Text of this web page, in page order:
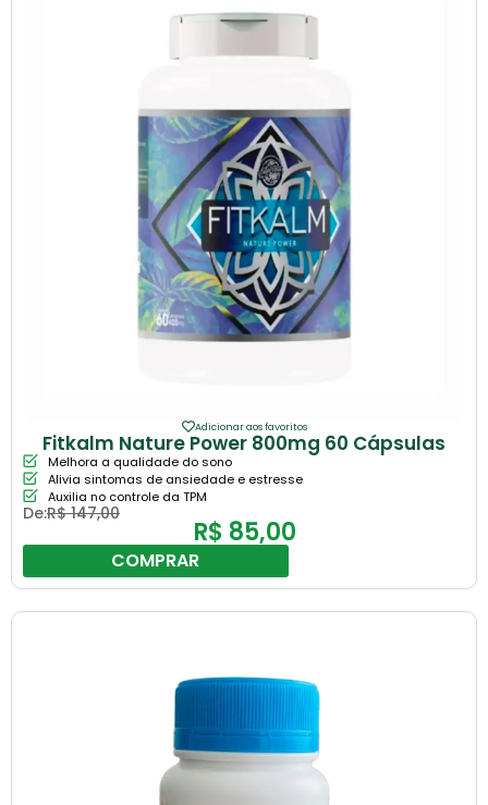
Adicionar aos favoritos
Fitkalm Nature Power 800mg 60 Cápsulas
Melhora a qualidade do sono
Alivia sintomas de ansiedade e estresse
Auxilia no controle da TPM
De:R$147,00
R$ 85,00
COMPRAR